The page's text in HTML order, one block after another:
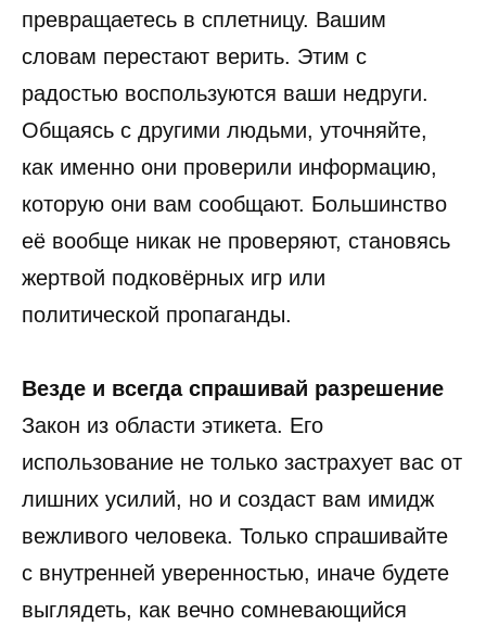
превращаетесь в сплетницу. Вашим
словам перестают верить. Этим с
радостью воспользуются ваши недруги.
Общаясь с другими людьми, уточняйте,
как именно они проверили информацию,
которую они вам сообщают. Большинство
её вообще никак не проверяют, становясь
жертвой подковёрных игр или
политической пропаганды.
Везде и всегда спрашивай разрешение
Закон из области этикета. Его
использование не только застрахует вас от
лишних усилий, но и создаст вам имидж
вежливого человека. Только спрашивайте
с внутренней уверенностью, иначе будете
выглядеть, как вечно сомневающийся